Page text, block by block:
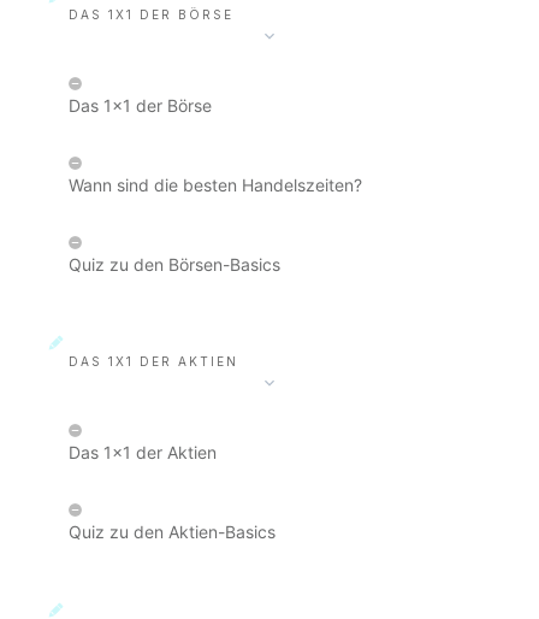
DAS 1X1 DER BÖRSE
Das 1x1 der Börse
Wann sind die besten Handelszeiten?
Quiz zu den Börsen-Basics
DAS 1X1 DER AKTIEN
Das 1x1 der Aktien
Quiz zu den Aktien-Basics